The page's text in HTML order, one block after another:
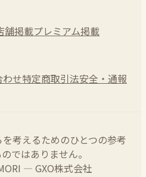
舗掲載プレミアム掲載
わせ特定商取引法安全・通報
考えるためのひとつの参考
ではありません。
— GXO株式会社